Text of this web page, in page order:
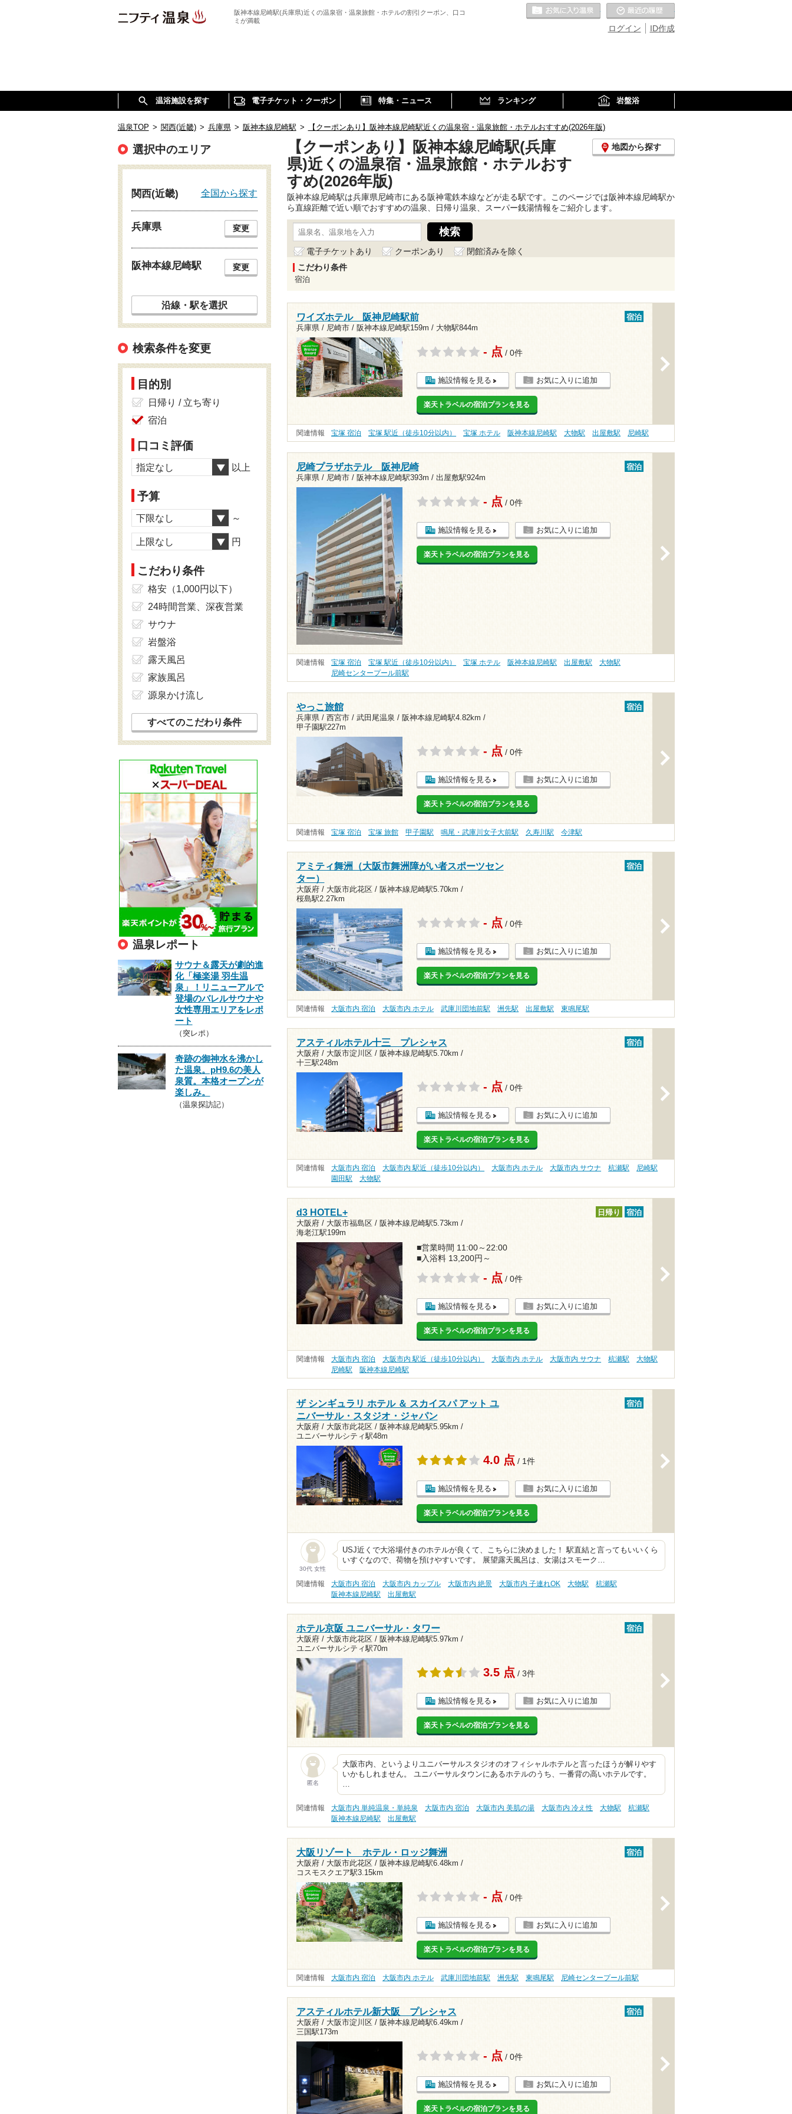
阪神本線尼崎駅(兵庫県)近くの温泉宿・温泉旅館・ホテルの割引クーポン、口コ
ミが満載
ID作成
ログイン
お気に入りの温泉
温浴施設を探す 電子チケット・クーポン 特集・ニュース ランキング 岩盤浴
温泉TOP > 関西(近畿) > 兵庫県 > 阪神本線尼崎駅 > 【クーポンあり】阪神本線尼崎駅近くの温泉宿・温泉旅館・ホテルおすすめ(2026年版)
【クーポンあり】阪神本線尼崎駅(兵庫
県)近くの温泉宿・温泉旅館・ホテルおす
すめ(2026年版)
地図から探す
阪神本線尼崎駅は兵庫県尼崎市にある阪神電鉄本線などが走る駅です。このページでは阪神本線尼崎駅か
ら直線距離で近い順でおすすめの温泉、日帰り温泉、スーパー銭湯情報をご紹介します。
電子チケットあり クーポンあり
閉館済みを除く
こだわり条件
宿泊
ワイズホテル 阪神尼崎駅前
兵庫県 / 尼崎市 / 阪神本線尼崎駅159m / 大物駅844m
宿泊
- 点 / 0件
施設情報を見る お気に入りに追加
楽天トラベルの宿泊プランを見る
関連情報 宝塚 宿泊 宝塚 駅近（徒歩10分以内） 宝塚 ホテル 阪神本線尼崎駅 大物駅 出屋敷駅 尼崎駅
尼崎プラザホテル 阪神尼崎
兵庫県 / 尼崎市 / 阪神本線尼崎駅393m / 出屋敷駅924m
宿泊
- 点 / 0件
施設情報を見る お気に入りに追加
楽天トラベルの宿泊プランを見る
関連情報 宝塚 宿泊 宝塚 駅近（徒歩10分以内） 宝塚 ホテル 阪神本線尼崎駅 出屋敷駅
大物駅
尼崎センタープール前駅
やっこ旅館
兵庫県 / 西宮市 / 武田尾温泉 / 阪神本線尼崎駅4.82km /
甲子園駅227m
宿泊
- 点 / 0件
施設情報を見る お気に入りに追加
楽天トラベルの宿泊プランを見る
関連情報 宝塚 宿泊 宝塚 旅館 甲子園駅 鳴尾・武庫川女子大前駅 久寿川駅 今津駅
アミティ舞洲（大阪市舞洲障がい者スポーツセン
ター）
大阪府 / 大阪市此花区 / 阪神本線尼崎駅5.70km /
桜島駅2.27km
宿泊
- 点 / 0件
施設情報を見る お気に入りに追加
楽天トラベルの宿泊プランを見る
関連情報 大阪市内 宿泊 大阪市内 ホテル 武庫川団地前駅 洲先駅 出屋敷駅 東鳴尾駅
アスティルホテル十三 プレシャス
大阪府 / 大阪市淀川区 / 阪神本線尼崎駅5.70km /
十三駅248m
宿泊
- 点 / 0件
施設情報を見る お気に入りに追加
楽天トラベルの宿泊プランを見る
関連情報 大阪市内 宿泊 大阪市内 駅近（徒歩10分以内） 大阪市内 ホテル 大阪市内 サウナ 杭瀬駅
尼崎駅
園田駅
大物駅
d3 HOTEL+
大阪府 / 大阪市福島区 / 阪神本線尼崎駅5.73km /
海老江駅199m
日帰り 宿泊
■営業時間 11:00～22:00
■入浴料 13,200円～
- 点 / 0件
施設情報を見る お気に入りに追加
楽天トラベルの宿泊プランを見る
関連情報 大阪市内 宿泊 大阪市内 駅近（徒歩10分以内） 大阪市内 ホテル 大阪市内 サウナ 杭瀬駅
大物駅
尼崎駅
阪神本線尼崎駅
ザ シンギュラリ ホテル ＆ スカイスパ アット ユ
ニバーサル・スタジオ・ジャパン
大阪府 / 大阪市此花区 / 阪神本線尼崎駅5.95km /
ユニバーサルシティ駅48m
宿泊
4.0 点 / 1件
施設情報を見る お気に入りに追加
楽天トラベルの宿泊プランを見る
30代 女性
USJ近くで大浴場付きのホテルが良くて、こちらに決めました！ 駅直結と言ってもいいくら
いすぐなので、荷物を預けやすいです。 展望露天風呂は、女湯はスモーク…
関連情報 大阪市内 宿泊 大阪市内 カップル 大阪市内 絶景 大阪市内 子連れOK 大物駅
杭瀬駅
阪神本線尼崎駅
出屋敷駅
ホテル京阪 ユニバーサル・タワー
大阪府 / 大阪市此花区 / 阪神本線尼崎駅5.97km /
ユニバーサルシティ駅70m
宿泊
3.5 点 / 3件
施設情報を見る お気に入りに追加
楽天トラベルの宿泊プランを見る
匿名
大阪市内、というよりユニバーサルスタジオのオフィシャルホテルと言ったほうが解りやす
いかもしれません。 ユニバーサルタウンにあるホテルのうち、一番背の高いホテルです。
関連情報 大阪市内 単純温泉・単純泉 大阪市内 宿泊 大阪市内 美肌の湯 大阪市内 冷え性 大物駅
杭瀬駅
阪神本線尼崎駅
出屋敷駅
大阪リゾート ホテル・ロッジ舞洲
大阪府 / 大阪市此花区 / 阪神本線尼崎駅6.48km /
コスモスクエア駅3.15km
宿泊
- 点 / 0件
施設情報を見る お気に入りに追加
楽天トラベルの宿泊プランを見る
関連情報 大阪市内 宿泊 大阪市内 ホテル 武庫川団地前駅 洲先駅 東鳴尾駅 尼崎センタープール前駅
アスティルホテル新大阪 プレシャス
大阪府 / 大阪市淀川区 / 阪神本線尼崎駅6.49km /
三国駅173m
宿泊
- 点 / 0件
施設情報を見る お気に入りに追加
楽天トラベルの宿泊プランを見る
選択中のエリア
関西(近畿) 全国から探す
兵庫県 変更
阪神本線尼崎駅 変更
沿線・駅を選択
検索条件を変更
目的別
日帰り / 立ち寄り
宿泊
口コミ評価
指定なし 以上
予算
下限なし ～
上限なし 円
こだわり条件
格安（1,000円以下）
24時間営業、深夜営業
サウナ
岩盤浴
露天風呂
家族風呂
源泉かけ流し
すべてのこだわり条件
温泉レポート
サウナ＆露天が劇的進
化「極楽湯 羽生温
泉」！リニューアルで
登場のバレルサウナや
女性専用エリアをレポ
ート
（突レポ）
奇跡の御神水を沸かし
た温泉。pH9.6の美人
泉質。本格オープンが
楽しみ。
（温泉探訪記）